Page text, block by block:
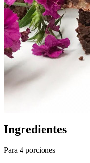
Ingredientes
Para 4 porciones